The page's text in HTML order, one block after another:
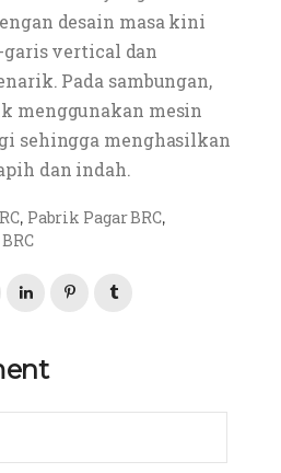
desain masa kini
vertical dan
Pada sambungan,
menggunakan mesin
sehingga menghasilkan
dan indah.
, Pabrik Pagar BRC,